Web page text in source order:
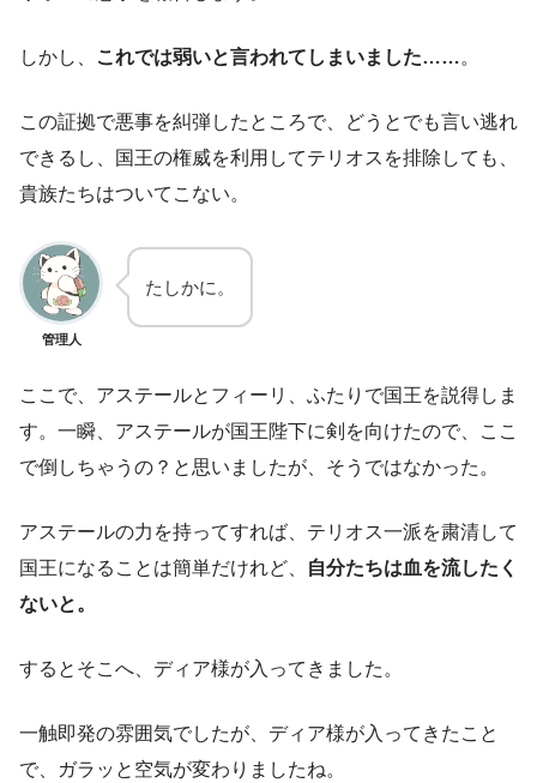
しかし、 これでは弱いと言われてしまいました……。
この証拠で悪事を糾弾したところで、どうとでも言い逃れ
できるし、国王の権威を利用してテリオスを排除しても、
貴族たちはついてこない。
管理人
たしかに。
ここで、アステールとフィーリ、ふたりで国王を説得しま
す。一瞬、アステールが国王陛下に剣を向けたので、ここ
で倒しちゃうの？と思いましたが、そうではなかった。
アステールの力を持ってすれば、テリオス一派を粛清して
国王になることは簡単だけれど、
自分たちは血を流したく
ないと。
するとそこへ、ディア様が入ってきました。
一触即発の雰囲気でしたが、ディア様が入ってきたこと
で、ガラッと空気が変わりましたね。